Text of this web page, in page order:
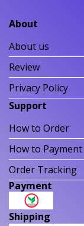
About
About us
Review
Privacy Policy
Support
How to Order
How to Payment
Order Tracking
Payment
Shipping